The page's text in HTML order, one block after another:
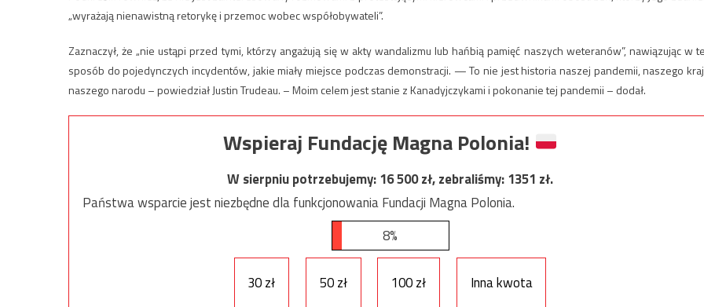
„wyrażają nienawistną retorykę i przemoc wobec współobywateli”.
Zaznaczył, że „nie ustąpi przed tymi, którzy angażują się w akty wandalizmu lub hańbią pamięć naszych weteranów”, nawiązując w
sposób do pojedynczych incydentów, jakie miały miejsce podczas demonstracji. — To nie jest historia naszej pandemii, naszego
naszego narodu – powiedział Justin Trudeau. – Moim celem jest stanie z Kanadyjczykami i pokonanie tej pandemii – dodał.
Wspieraj Fundację Magna Polonia!
W sierpniu potrzebujemy:16 500zł, zebraliśmy:1351 zł.
Państwa wsparcie jest niezbędne dla funkcjonowania Fundacji Magna Polonia.
8%
30 zł 50 zł 100 zł
Inna kwota